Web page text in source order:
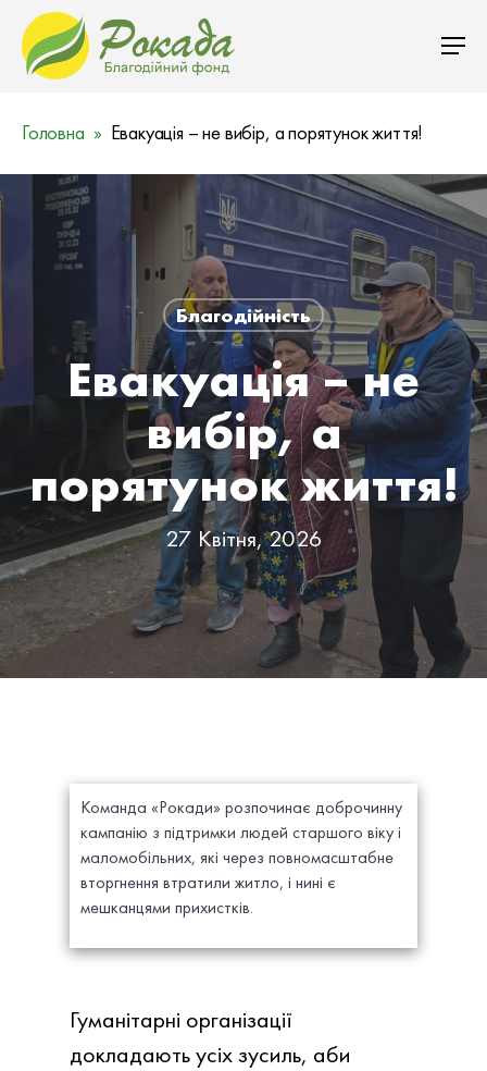
Головна Евакуація – не вибір, а порятунок життя!
Благодійність
Евакуація – не
вибір, а
порятунок життя!
27 Квітня, 2026
Команда «Рокади» розпочинає доброчинну
кампанію з підтримки людей старшого віку і
маломобільних, які через повномасштабне
вторгнення втратили житло, і нині є
мешканцями прихистків.
Гуманітарні організації
докладають усіх зусиль, аби